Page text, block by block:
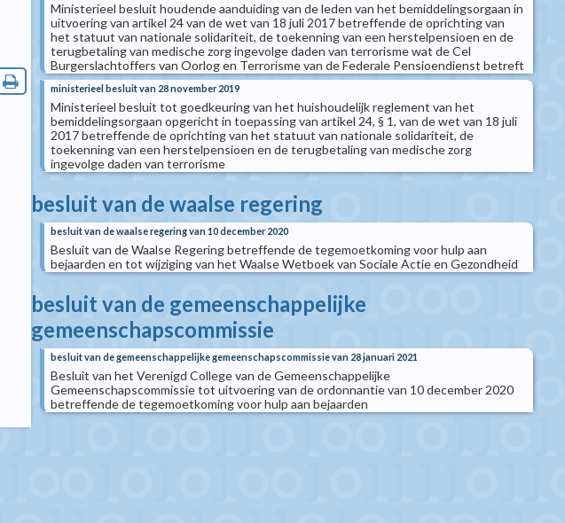
Ministerieel besluit houdende aanduiding van de leden van het bemiddelingsorgaan in
uitvoering van artikel 24 van de wet van 18 juli 2017 betreffende de oprichting van
het statuut van nationale solidariteit, de toekenning van een herstelpensioen en de
terugbetaling van medische zorg ingevolge daden van terrorisme wat de Cel
Burgerslachtoffers van Oorlog en Terrorisme van de Federale Pensioendienst betreft
ministerieel besluit van 28 november 2019
Ministerieel besluit tot goedkeuring van het huishoudelijk reglement van het
bemiddelingsorgaan opgericht in toepassing van artikel 24, § 1, van de wet van 18 juli
2017 betreffende de oprichting van het statuut van nationale solidariteit, de
toekenning van een herstelpensioen en de terugbetaling van medische zorg
ingevolge daden van terrorisme
besluit van de waalse regering
besluit van de waalse regering van 10 december 2020
Besluit van de Waalse Regering betreffende de tegemoetkoming voor hulp aan
bejaarden en tot wijziging van het Waalse Wetboek van Sociale Actie en Gezondheid
besluit van de gemeenschappelijke
gemeenschapscommissie
besluit van de gemeenschappelijke gemeenschapscommissie van 28 januari 2021
Besluit van het Verenigd College van de Gemeenschappelijke
Gemeenschapscommissie tot uitvoering van de ordonnantie van 10 december 2020
betreffende de tegemoetkoming voor hulp aan bejaarden